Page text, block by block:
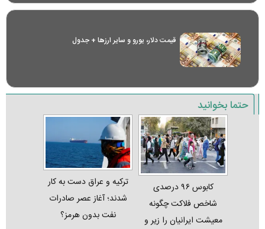
قیمت دلار، یورو و سایر ارز‌ها + جدول
حتما بخوانید
کابوس ۹۶ درصدی
شاخص فلاکت چگونه
معیشت ایرانیان را زیر و
ترکیه و عراق دست به کار
شدند؛ آغاز عصر صادرات
نفت بدون هرمز؟